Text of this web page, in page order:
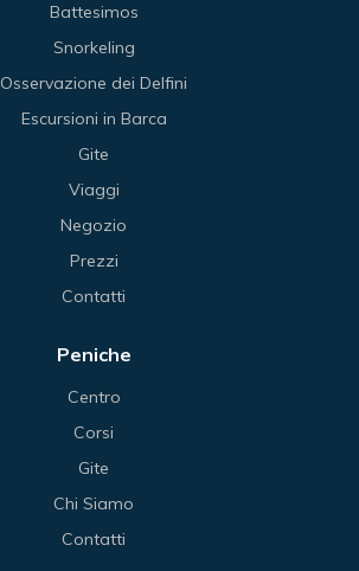
Battesimos
Snorkeling
Osservazione dei Delfini
Escursioni in Barca
Gite
Viaggi
Negozio
Prezzi
Contatti
Peniche
Centro
Corsi
Gite
Chi Siamo
Contatti